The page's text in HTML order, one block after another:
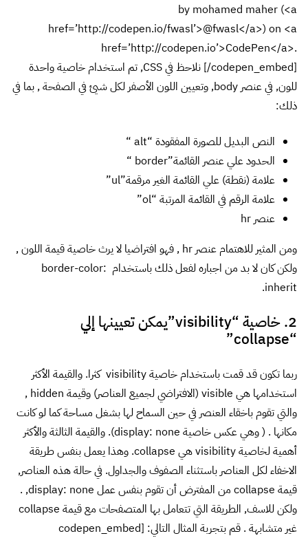
by mohamed maher (<a
href=’http://codepen.io/fwasl’>@fwasl</a>) on <a
href=’http://codepen.io’>CodePen</a>.
[/codepen_embed] نلاحظ في CSS, تم استخدام خاصية واحدة
للون, في عنصر body, وتعيين اللون الأصفر لكل شيئ في الصفحة , بما في
ذلك:
النص البديل للصورة المفقودة “alt “
الحدود علي عنصر القائمة”border “
علامة (نقطة) علي القائمة الغير مرقمة”ul”
علامة الرقم في القائمة المرتبة “ol”
عنصر hr
ومن المثير للاهتمام عنصر hr , فهو افتراضيا لا يرث خاصية قيمة اللون ,
ولكن كان لا بد من اجباره لفعل ذلك باستخدام border-color:
inherit.
2. خاصية “visibility”يمكن تعيينها إلي
“collapse”
ربما تكون قد قمت باستخدام خاصية visibility كثرا. والقيمة الأكثر
استخدامها هي visible (الافتراضي لجميع العناصر) وقيمة hidden ,
والتي تقوم باخقاء العنصر في حين السماح لها بشغل مساحة كما لو كانت
مكانها . ( وهي عكس خاصية display: none). والقيمة الثالثة والأكثر
أهمية لخاصية visibility هي collapse. وهذا يعمل بنفس طريقة
الاخفاء لكل العناصر باستثناء الصفوف والجداول. في حالة هذه العناصر,
قيمة collapse من المفترض أن تقوم بنفس عمل display: none, .
ولكن للاسف, الطريقة التي تتعامل بها المتصفحات مع قيمة collapse
غير متشابهة . قم بتجربة المثال التالي: [codepen_embed